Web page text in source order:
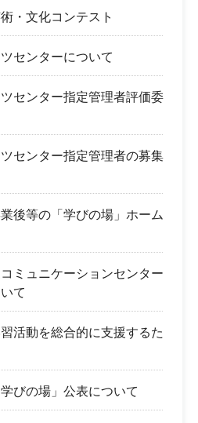
・文化コンテスト
センターについて
センター指定管理者評価委
センター指定管理者の募集
後等の「学びの場」ホーム
ミュニケーションセンター
て
活動を総合的に支援するた
びの場」公表について